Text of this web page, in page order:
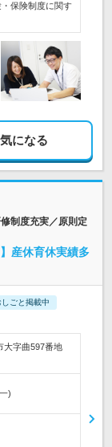
保険制度に関す
気になる
制度充実／原則定
産休育休実績多
ごと掲載中
大字曲597番地
)